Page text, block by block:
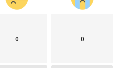
0 0